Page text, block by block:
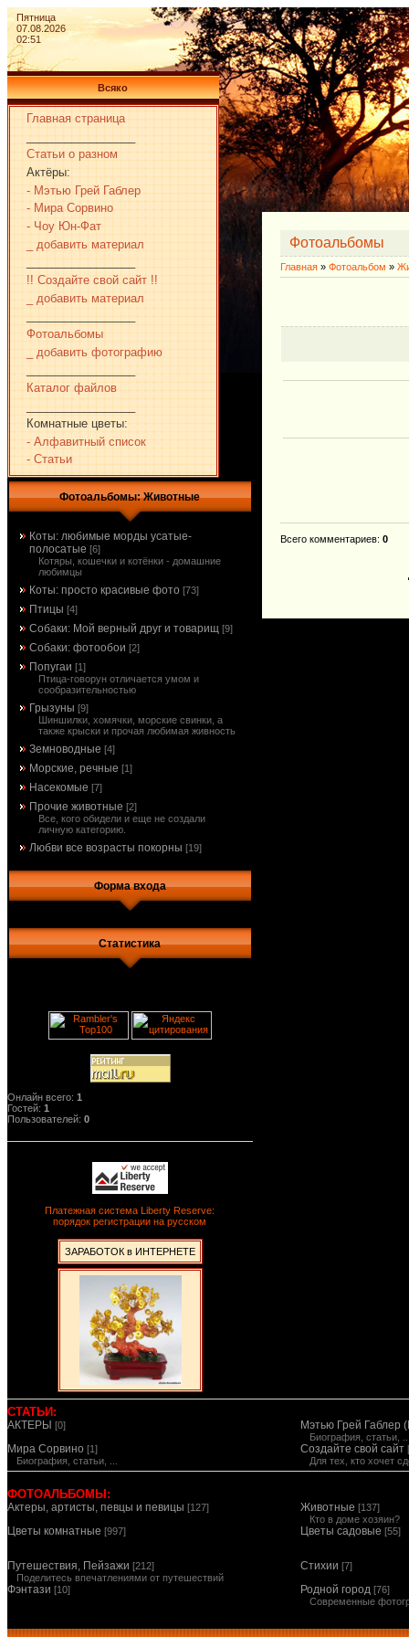
Пятница
07.08.2026
02:51
Всяко
Главная страница
Статьи о разном
Актёры:
- Мэтью Грей Габлер
- Мира Сорвино
- Чоу Юн-Фат
_ добавить материал
!! Создайте свой сайт !!
_ добавить материал
Фотоальбомы
_ добавить фотографию
Каталог файлов
Комнатные цветы:
- Алфавитный список
- Статьи
Фотоальбомы: Животные
Коты: любимые морды усатые-
полосатые [6]
Котяры, кошечки и котёнки - домашние
любимцы
Коты: просто красивые фото [73]
Птицы [4]
Собаки: Мой верный друг и товарищ [9]
Собаки: фотообои [2]
Попугаи [1]
Птица-говорун отличается умом и
сообразительностью
Грызуны [9]
Шиншилки, хомячки, морские свинки, а
также крыски и прочая любимая живность
Земноводные [4]
Морские, речные [1]
Насекомые [7]
Прочие животные [2]
Все, кого обидели и еще не создали
личную категорию.
Любви все возрасты покорны [19]
Форма входа
Статистика
Онлайн всего: 1
Гостей: 1
Пользователей: 0
Платежная система Liberty Reserve:
порядок регистрации на русском
ЗАРАБОТОК в ИНТЕРНЕТЕ
Фотоальбомы
Главная » Фотоальбом »
Всего комментариев: 0
СТАТЬИ:
АКТЕРЫ [0] Мэтью Грей Габлер
Биография, статьи,
Мира Сорвино [1]
Биография, статьи, ...
Создайте свой сайт
Для тех, кто хочет
ФОТОАЛЬБОМЫ:
Актеры, артисты, певцы и певицы [127] Животные [137]
Кто в доме хозяин?
Цветы комнатные [997] Цветы садовые [55]
Путешествия, Пейзажи [212]
Поделитесь впечатлениями от путешествий
Стихии [7]
Фэнтази [10] Родной город [76]
Современные